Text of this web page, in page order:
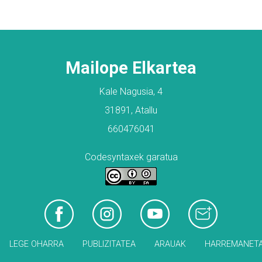
Mailope Elkartea
Kale Nagusia, 4
31891, Atallu
660476041
Codesyntaxek garatua
LEGE OHARRA PUBLIZITATEA ARAUAK